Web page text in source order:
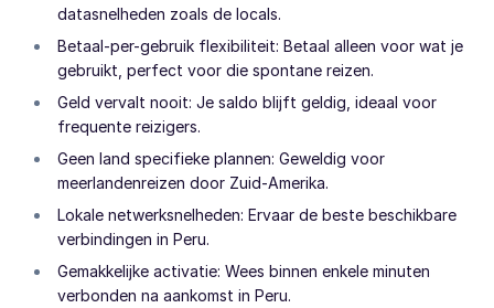
datasnelheden zoals de locals.
Betaal-per-gebruik flexibiliteit: Betaal alleen voor wat je
gebruikt, perfect voor die spontane reizen.
Geld vervalt nooit: Je saldo blijft geldig, ideaal voor
frequente reizigers.
Geen land specifieke plannen: Geweldig voor
meerlandenreizen door Zuid-Amerika.
Lokale netwerksnelheden: Ervaar de beste beschikbare
verbindingen in Peru.
Gemakkelijke activatie: Wees binnen enkele minuten
verbonden na aankomst in Peru.